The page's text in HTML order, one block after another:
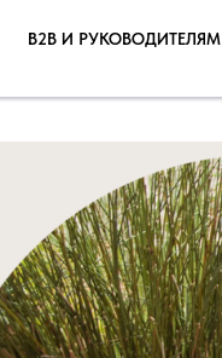
B2B И РУКОВОДИТЕЛЯМ
be here